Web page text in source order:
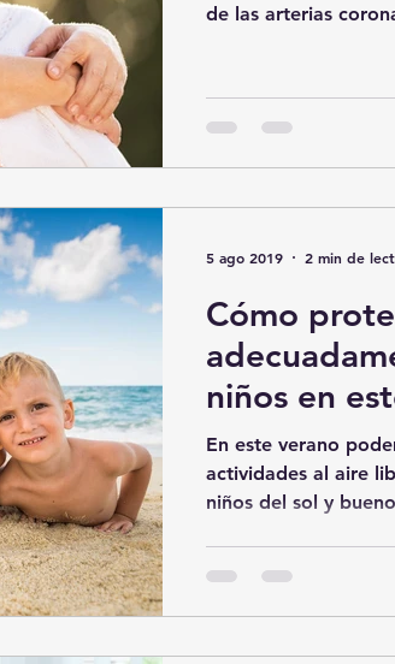
de las arterias
Cómo
niños en
En este verano
actividades al aire
niños del sol y
5 ago 2019 2 min de